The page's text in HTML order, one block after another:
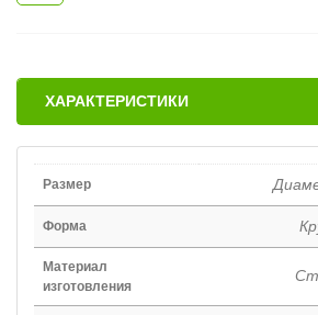
ХАРАКТЕРИСТИКИ
Размер
Форма
Материал
изготовления